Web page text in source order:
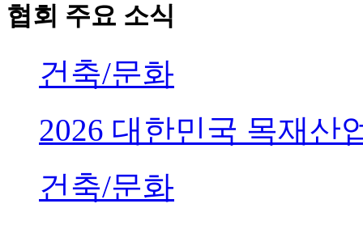
협회 주요 소식
건축/문화
2026 대한민국 목재산
건축/문화